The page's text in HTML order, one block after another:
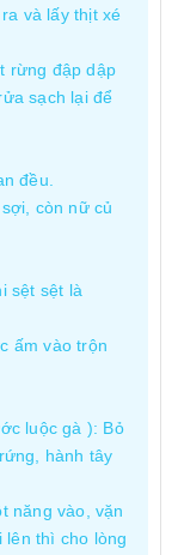
và lấy thịt xé
rừng đập dập
sạch lại để
đều.
còn nữ củ
sệt sệt là
ấm vào trộn
luộc gà ): Bỏ
hành tây
năng vào, vặn
lên thì cho lòng